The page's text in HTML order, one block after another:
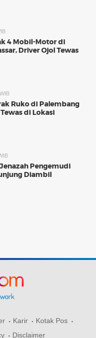
4 Mobil-Motor di
Driver Ojol Tewas
Ruko di Palembang
di Lokasi
Pengemudi
Diambil
Karir
Kotak Pos
Disclaimer